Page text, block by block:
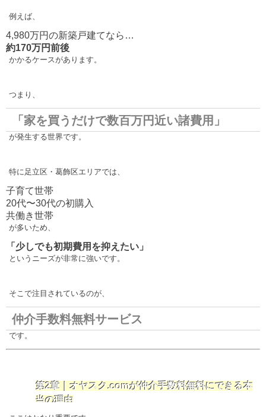
例えば、
4,980万円の新築戸建てなら…
約170万円前後
かかるケースがあります。
つまり、
「家を買うだけで数百万円近い諸費用」
が発生する世界です。
特に足立区・葛飾区エリアでは、
子育て世帯
20代〜30代の初購入
共働き世帯
が多いため、
「少しでも初期費用を抑えたい」
というニーズが非常に強いです。
そこで注目されているのが、
仲介手数料無料サービス
です。
第2章｜オヤスク.comが仲介手数料無料にできる本
当の理由